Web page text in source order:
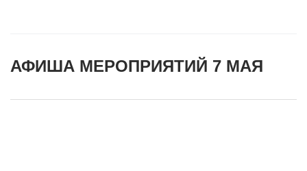
АФИША МЕРОПРИЯТИЙ 7 МАЯ